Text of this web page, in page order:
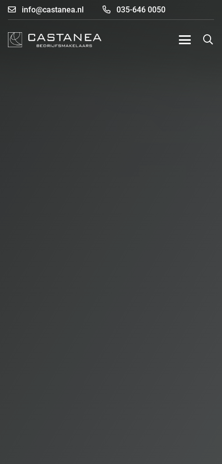
info@castanea.nl 035-646 0050